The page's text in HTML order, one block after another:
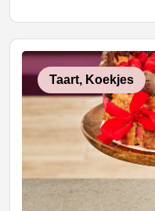
Taart, Koekjes